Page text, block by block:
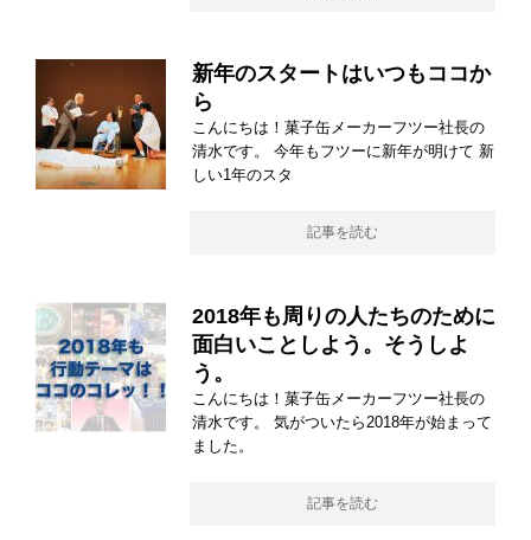
新年のスタートはいつもココか
ら
こんにちは！菓子缶メーカーフツー社長の
清水です。 今年もフツーに新年が明けて 新
しい1年のスタ
記事を読む
2018年も周りの人たちのために
面白いことしよう。そうしよ
う。
こんにちは！菓子缶メーカーフツー社長の
清水です。 気がついたら2018年が始まって
ました。
記事を読む